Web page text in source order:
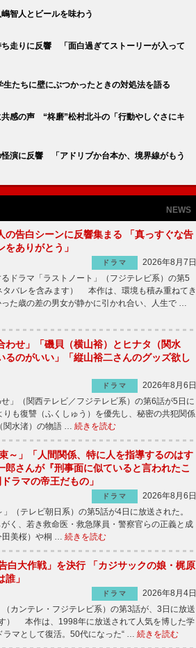
智人とビールを味わう
ち走りに反響 「面白過ぎてストーリーが入って
たちに壁にぶつかったときの対処法を語る
共感の声 “柊磨”松村北斗の「行動やしぐさにキ
怪演に反響 「アドリブか台本か、境界線がもう
NEWS
の告白シーンに反響集まる 「真っすぐな告
ありがとう」
ドラマ
2026年8月7日
ドラマ「ラストノート」（フジテレビ系）の第5
タバレを含みます） 本作は、環境も積み重ねてき
た歳の差の男女が静かに引かれ合い、人生で …
わせ」「磯貝（横山裕）とヒナタ（関水
るのがいい」「縦山裕二さんのグッズ欲し
ドラマ
2026年8月6日
」（関西テレビ／フジテレビ系）の第6話が5日に
も復讐（ふくしゅう）を優先し、秘密の共犯関係
関水渚）の物語 … 続きを読む
～」「人間関係、特に人を指導するのはす
さんが『刑事面に似ていると言われたこ
ラマの帝王だもの」
ドラマ
2026年8月6日
（テレビ朝日系）の第5話が4日に放送された。
く、若き救命医・救急隊員・警察官らの正義と成
田美桜）や桐 … 続きを読む
白大作戦」を決行 「カジサックの娘・梶原
」
ドラマ
2026年8月4日
カンテレ・フジテレビ系）の第3話が、3日に放送
） 本作は、1998年に放送されて人気を博した学
ラマとして復活。50代になった“ … 続きを読む